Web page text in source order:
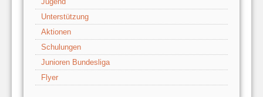
Unterstützung
Aktionen
Schulungen
Junioren Bundesliga
Flyer